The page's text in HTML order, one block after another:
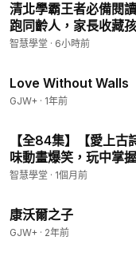
清北學霸王者必備閱
跑同齡人，家長收藏
智慧學堂 · 6小時前
Love Without Walls
GJW+ · 1年前
【全84集】【愛上
味動畫爆笑，玩中掌
愛上古詩01-嫦娥——
智慧學堂 · 1個月前
康沃爾之子
GJW+ · 2年前